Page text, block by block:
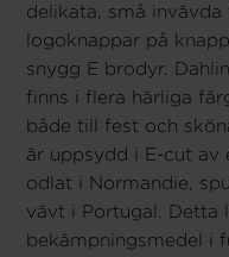
delikata, små
logoknappar på
snygg E brodyr.
finns i flera härliga
både till fest och
är uppsydd i E-cut av
odlat i Normandie,
vävt i Portugal. Detta
bekämpningsmedel i